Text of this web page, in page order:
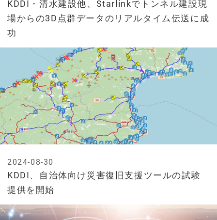
KDDI・清水建設他、Starlinkでトンネル建設現
場からの3D点群データのリアルタイム伝送に成
功
KDDI、自治体向け災害復旧支援ツールの試験
提供を開始
2024-08-30